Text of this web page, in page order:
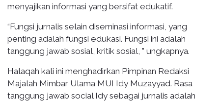
menyajikan informasi yang bersifat edukatif.
“Fungsi jurnalis selain diseminasi informasi, yang
penting adalah fungsi edukasi. Fungsi ini adalah
tanggung jawab sosial, kritik sosial, ” ungkapnya.
Halaqah kali ini menghadirkan Pimpinan Redaksi
Majalah Mimbar Ulama MUI Idy Muzayyad. Rasa
tanggung jawab social Idy sebagai jurnalis adalah